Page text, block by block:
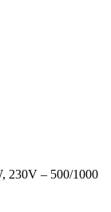
230V – 500/1000